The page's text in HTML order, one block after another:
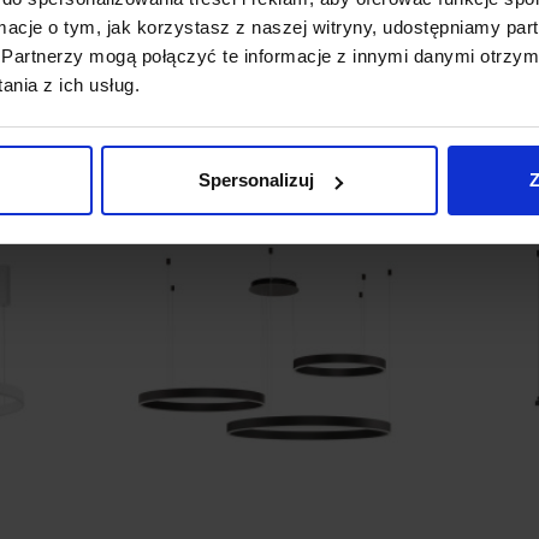
o tym, jak korzystasz z naszej witryny, udostępniamy
mogą połączyć te informacje z innymi danymi
z ich usług.
Spersonalizuj
1 950,00 zł